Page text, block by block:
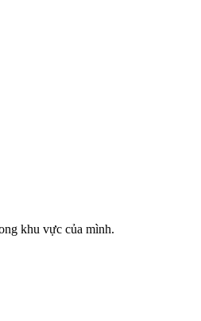
khu vực của mình.